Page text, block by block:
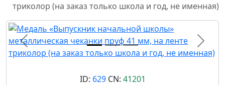
триколор (на заказ только школа и год, не именная)
Назад
ID: 629CN: 41201